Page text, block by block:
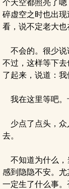
个天空都照亮了
碎虚空之时也出
看，说不定老大
不会的。很少说
不过，这样等下
了起来，说道：
我在这里等吧。
少点了点头，众
去。
不知道为什么，
感到隐隐不安。
一定生了什么事。